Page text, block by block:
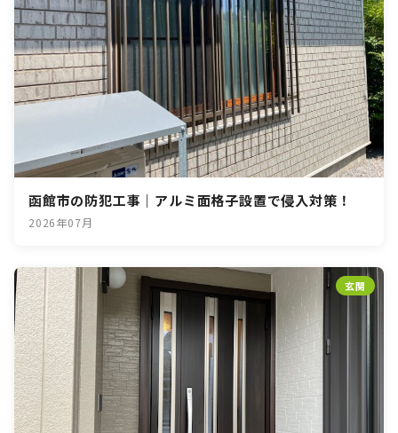
函館市の防犯工事｜アルミ面格子設置で侵入対策！
2026年07月
玄関